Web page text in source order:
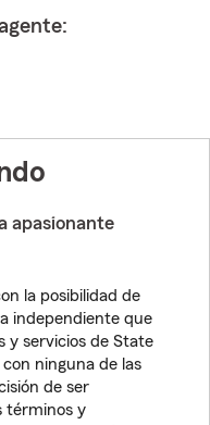
apasionante
la posibilidad de
independiente que
y servicios de State
ninguna de las
de ser
términos y